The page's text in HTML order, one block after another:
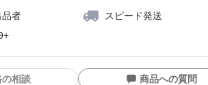
品者
スピード発送
相談 商品への質問